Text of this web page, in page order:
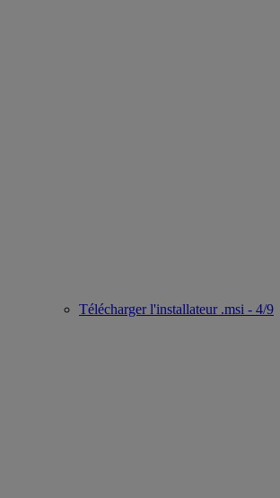
Télécharger l'installateur .msi - 4/9